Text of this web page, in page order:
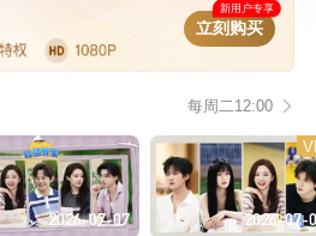
新用户专享
立刻购买
每周二12:00
2026-07-07 2026-07-